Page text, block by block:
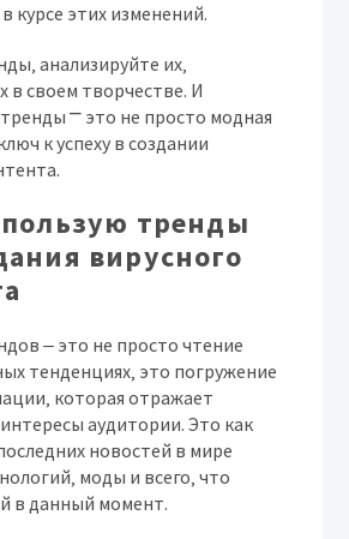
курсе этих изменений.
анализируйте их‚
в своем творчестве. И
⎻ это не просто модная
к успеху в создании
тренды
вирусного
‒ это не просто чтение
тенденциях‚ это погружение
которая отражает
аудитории. Это как
новостей в мире
моды и всего‚ что
в данный момент.